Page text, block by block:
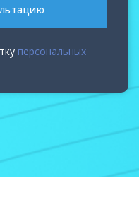
персональных